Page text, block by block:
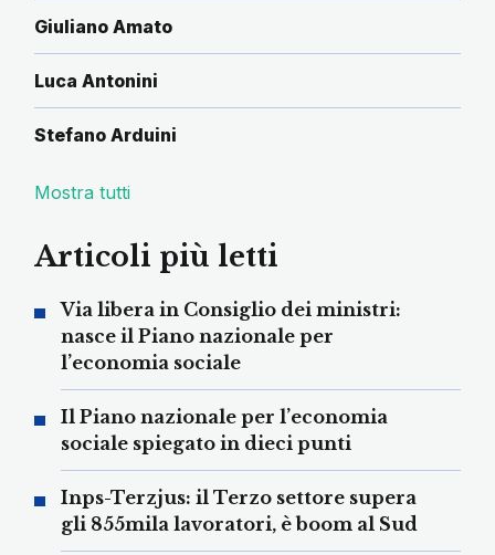
Giuliano Amato
Luca Antonini
Stefano Arduini
Mostra tutti
Articoli più letti
Via libera in Consiglio dei ministri:
nasce il Piano nazionale per
l’economia sociale
Il Piano nazionale per l’economia
sociale spiegato in dieci punti
Inps-Terzjus: il Terzo settore supera
gli 855mila lavoratori, è boom al Sud